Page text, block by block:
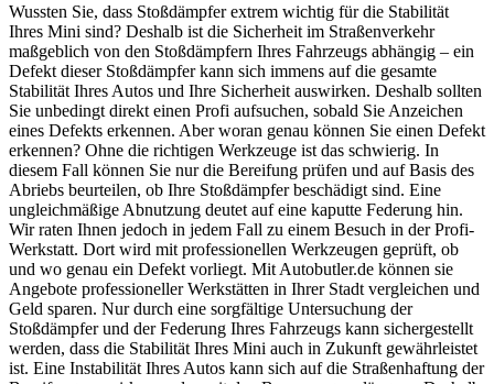
Wussten Sie, dass Stoßdämpfer extrem wichtig für die Stabilität
Ihres Mini sind? Deshalb ist die Sicherheit im Straßenverkehr
maßgeblich von den Stoßdämpfern Ihres Fahrzeugs abhängig – ein
Defekt dieser Stoßdämpfer kann sich immens auf die gesamte
Stabilität Ihres Autos und Ihre Sicherheit auswirken. Deshalb sollten
Sie unbedingt direkt einen Profi aufsuchen, sobald Sie Anzeichen
eines Defekts erkennen. Aber woran genau können Sie einen Defekt
erkennen? Ohne die richtigen Werkzeuge ist das schwierig. In
diesem Fall können Sie nur die Bereifung prüfen und auf Basis des
Abriebs beurteilen, ob Ihre Stoßdämpfer beschädigt sind. Eine
ungleichmäßige Abnutzung deutet auf eine kaputte Federung hin.
Wir raten Ihnen jedoch in jedem Fall zu einem Besuch in der Profi-
Werkstatt. Dort wird mit professionellen Werkzeugen geprüft, ob
und wo genau ein Defekt vorliegt. Mit Autobutler.de können sie
Angebote professioneller Werkstätten in Ihrer Stadt vergleichen und
Geld sparen. Nur durch eine sorgfältige Untersuchung der
Stoßdämpfer und der Federung Ihres Fahrzeugs kann sichergestellt
werden, dass die Stabilität Ihres Mini auch in Zukunft gewährleistet
ist. Eine Instabilität Ihres Autos kann sich auf die Straßenhaftung der